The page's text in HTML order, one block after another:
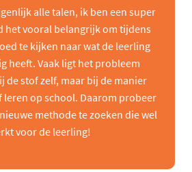
alle talen, ik ben een super
het vooral belangrijk om tijdens
te kijken naar wat de leerling
heeft. Vaak ligt het probleem
de stof zelf, maar bij de manier
leren op school. Daarom probeer
methode te zoeken die wel
voor de leerling!